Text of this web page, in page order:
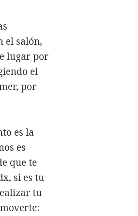
el salón,
lugar por
el
por
es la
es
que te
si es tu
tu